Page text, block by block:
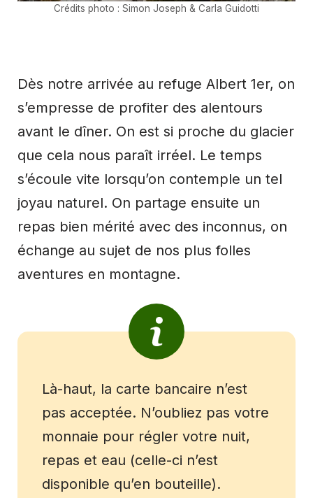
Crédits photo : Simon Joseph & Carla Guidotti
Dès notre arrivée au refuge Albert 1er, on
s’empresse de profiter des alentours
avant le dîner. On est si proche du glacier
que cela nous paraît irréel. Le temps
s’écoule vite lorsqu’on contemple un tel
joyau naturel. On partage ensuite un
repas bien mérité avec des inconnus, on
échange au sujet de nos plus folles
aventures en montagne.
Là-haut, la carte bancaire n’est
pas acceptée. N’oubliez pas votre
monnaie pour régler votre nuit,
repas et eau (celle-ci n’est
disponible qu’en bouteille).